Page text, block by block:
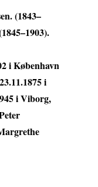
(1843–
i København
i
i Viborg,